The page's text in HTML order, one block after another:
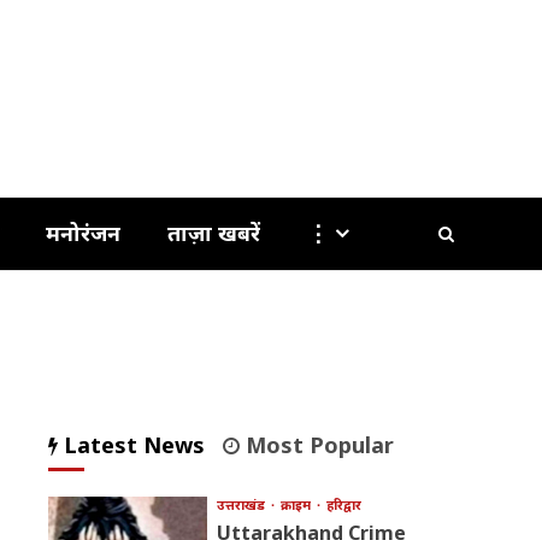
मनोरंजन ताज़ा खबरें ⋮
Latest News Most Popular
उत्तराखंड क्राइम हरिद्वार
Uttarakhand Crime